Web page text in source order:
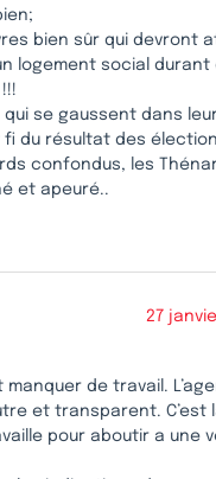
bien sûr qui devront
logement social durant
!!!
qui se gaussent dans
du résultat des
confondus, les
et apeuré..
27
de travail.
et transparent. C’est
pour aboutir a une